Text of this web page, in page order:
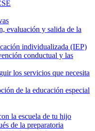
evaluación y salida de la
individualizada (IEP)
conductual y las
los servicios que necesita
de la educación especial
la escuela de tu hijo
de la preparatoria